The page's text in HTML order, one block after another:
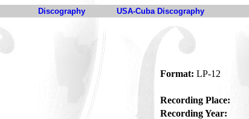
Discography USA-Cuba Discography
Format: LP-12
Recording Place:
Recording Year: